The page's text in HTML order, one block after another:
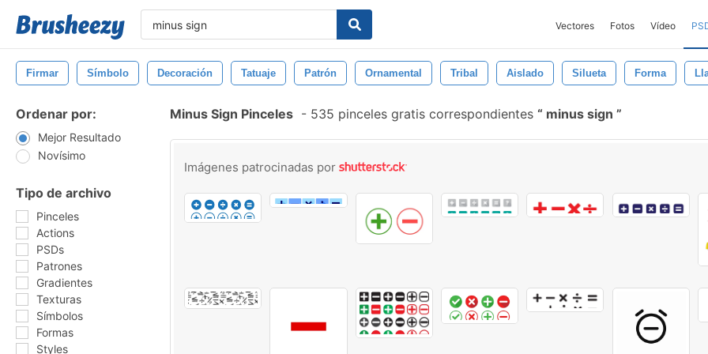
Vectores Fotos Vídeo
Firmar Símbolo Decoración Tatuaje Patrón Ornamental Tribal Aislado Silueta Forma
Ordenar por:
Mejor Resultado
Novísimo
Tipo de archivo
Pinceles
Actions
PSDs
Patrones
Gradientes
Texturas
Símbolos
Formas
Styles
Minus Sign Pinceles - 535 pinceles gratis correspondientes minus sign
Imágenes patrocinadas por